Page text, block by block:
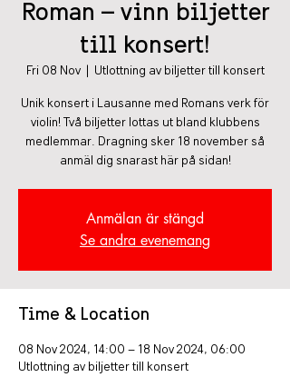
Roman – vinn biljetter
till konsert!
Fri 08 Nov
  |
Utlottning av biljetter till konsert
Unik konsert i Lausanne med Romans verk för
violin! Två biljetter lottas ut bland klubbens
medlemmar. Dragning sker 18 november så
anmäl dig snarast här på sidan!
Anmälan är stängd
Se andra evenemang
Time & Location
08 Nov 2024, 14:00 – 18 Nov 2024, 06:00
Utlottning av biljetter till konsert